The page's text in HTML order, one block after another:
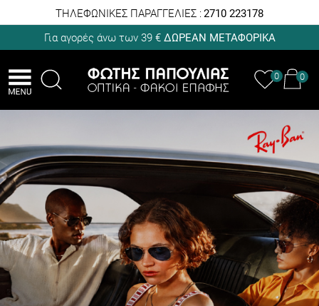
ΤΗΛΕΦΩΝΙΚΕΣ ΠΑΡΑΓΓΕΛΙΕΣ : 2710 223178
Για αγορές άνω των 39 € ΔΩΡΕΑΝ ΜΕΤΑΦΟΡΙΚΑ
0 0